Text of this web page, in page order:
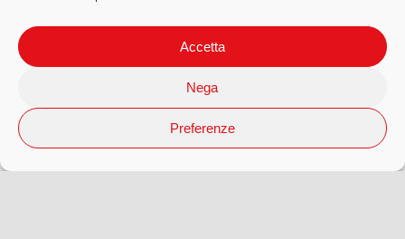
Accetta
Nega
Preferenze